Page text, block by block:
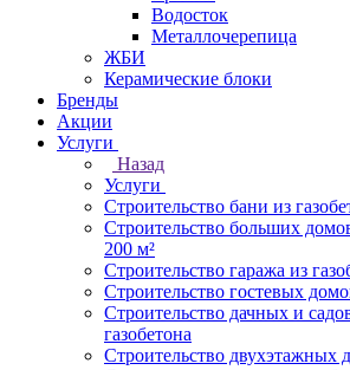
Водосток
Металлочерепица
ЖБИ
Керамические блоки
Бренды
Акции
Услуги
Назад
Услуги
Строительство бани из
Строительство больших
200 м²
Строительство гаража из
Строительство гостевых
Строительство дачных и
газобетона
Строительство двухэтажных